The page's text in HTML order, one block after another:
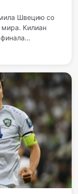
Швецию со
Килиан
над